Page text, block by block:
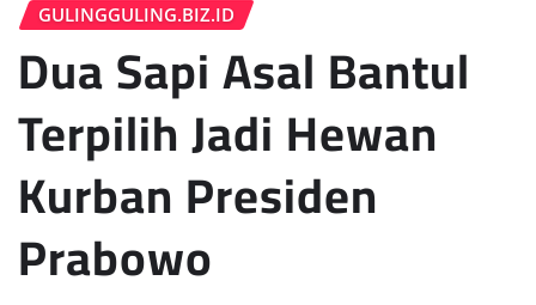
GULINGGULING.BIZ.ID
Dua Sapi Asal Bantul
Terpilih Jadi Hewan
Kurban Presiden
Prabowo